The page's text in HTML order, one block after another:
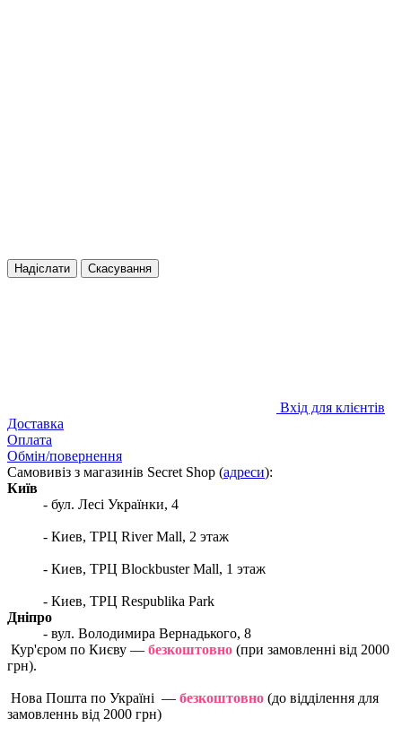
Надіслати Скасування
Вхід для клієнтів
Доставка
Оплата
Обмін/повернення
Самовивіз з магазинів Secret Shop (адреси):
Київ
- бул. Лесі Українки, 4
- Киев, ТРЦ River Mall, 2 этаж
- Киев, ТРЦ Blockbuster Mall, 1 этаж
- Киев, ТРЦ Respublika Park
Дніпро
- вул. Володимира Вернадького, 8
Кур'єром по Києву — безкоштовно (при замовленні від 2000
грн).
Нова Пошта по Україні  — безкоштовно (до відділення для
замовленнь від 2000 грн)